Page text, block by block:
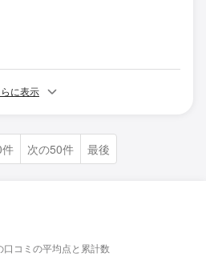
に表示
次の50件 最後
コミの平均点と累計数